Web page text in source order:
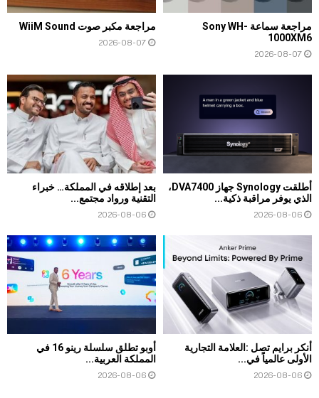
مراجعة سماعة Sony WH-
1000XM6
2026-08-07
مراجعة مكبر صوت WiiM Sound
2026-08-07
أطلقت Synology جهاز DVA7400،
الذي يوفر مراقبة ذكية...
2026-08-06
بعد إطلاقه في المملكة… خبراء
التقنية ورواد مجتمع...
2026-08-06
أنكر برايم تصل :العلامة التجارية
الأولى عالمياً في...
2026-08-06
أوبو تطلق سلسلة رينو 16 في
المملكة العربية...
2026-08-06